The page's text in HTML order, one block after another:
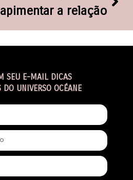
a relação
SEU E-MAIL DICAS
DO UNIVERSO OCÉANE